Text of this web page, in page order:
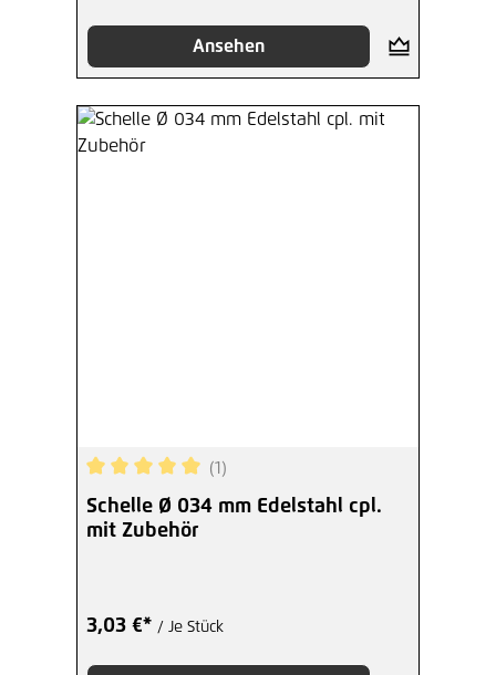
Ansehen
Durchschnittliche Bewertung von 5 von 5
(1)
Schelle Ø 034 mm Edelstahl cpl.
mit Zubehör
3,03 €* / Je Stück